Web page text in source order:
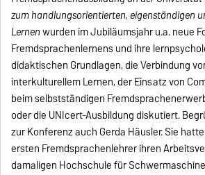
zum handlungsorientierten, eigenständigen
Lernenwurden im Jubiläumsjahr u.a. neue
Fremdsprachenlernens und ihre
didaktischen Grundlagen, die Verbindung
interkulturellem Lernen, der Einsatz von
beim selbstständigen
oder die UNIcert-Ausbildung diskutiert.
zur Konferenz auch Gerda Häusler. Sie
ersten Fremdsprachenlehrer ihren
damaligen Hochschule für